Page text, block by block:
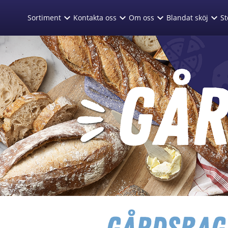
Sortimentexpand_more Kontakta oss expand_more Om oss expand_more Blandat sköj expand_more